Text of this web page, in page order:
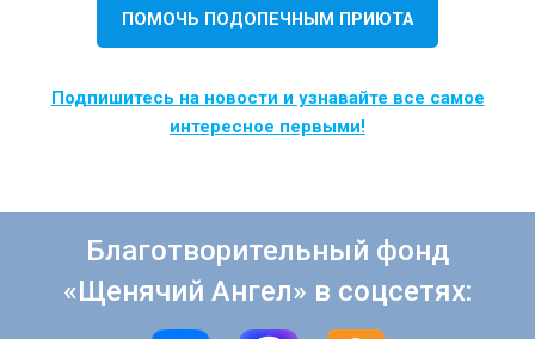
ПОМОЧЬ ПОДОПЕЧНЫМ ПРИЮТА
Подпишитесь на новости и узнавайте все самое
интересное первыми!
Благотворительный фонд
«Щенячий Ангел» в соцсетях: